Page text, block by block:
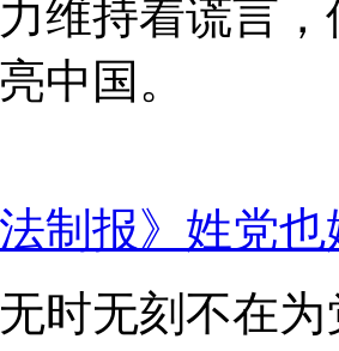
维持着谎言
中国。
法制报》姓党
无时无刻不在